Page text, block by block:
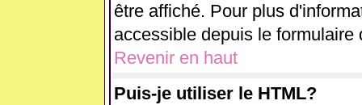
être affiché. Pour plus
accessible depuis le formulaire
Revenir en haut
Puis-je utiliser le HTML?